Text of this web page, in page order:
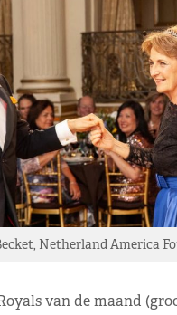
Netherland America
van de maand